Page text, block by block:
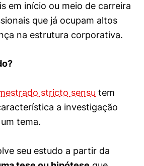
em início ou meio de carreira
que já ocupam altos
na estrutura corporativa.
stricto sensu tem
a investigação
tema.
seu estudo a partir da